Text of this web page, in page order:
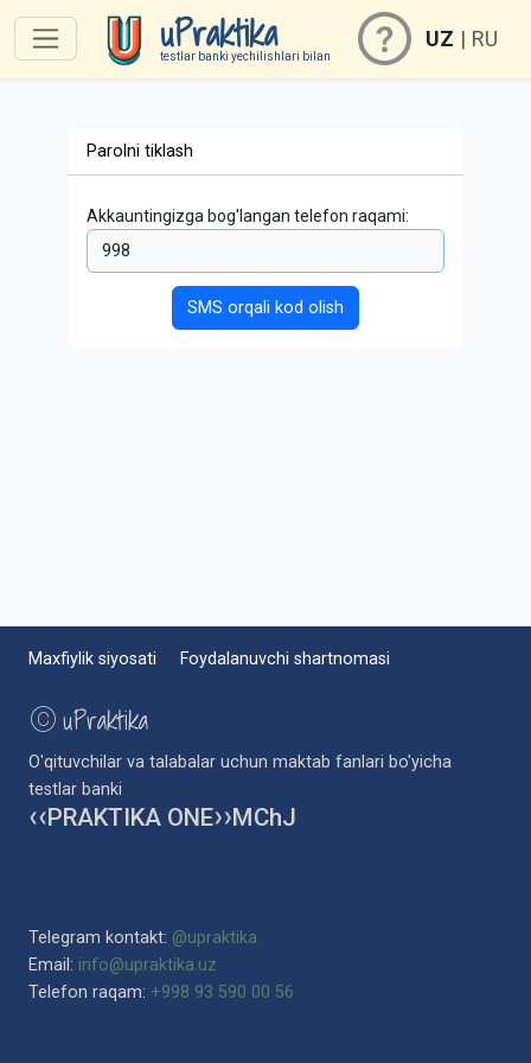
uPraktika
testlar banki yechilishlari bilan
UZ | RU
Parolni tiklash
Akkauntingizga bog'langan telefon raqami:
SMS orqali kod olish
Maxfiylik siyosati Foydalanuvchi shartnomasi
©uPraktika
O'qituvchilar va talabalar uchun maktab fanlari bo'yicha
testlar banki
❮❮PRAKTIKA ONE❯❯MChJ
Telegram kontakt: @upraktika
Email: info@upraktika.uz
Telefon raqam: +998 93 590 00 56